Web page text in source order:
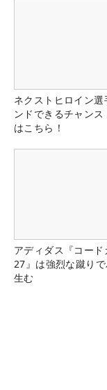
ネクストヒロイン選
ンドできるチャンス
はこちら！
アディダス『コード
27』は強烈な蹴り
生む